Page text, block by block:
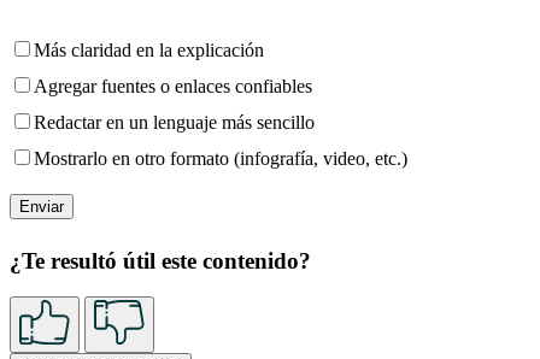
Más claridad en la explicación
Agregar fuentes o enlaces confiables
Redactar en un lenguaje más sencillo
Mostrarlo en otro formato (infografía, video, etc.)
¿Te resultó útil este contenido?